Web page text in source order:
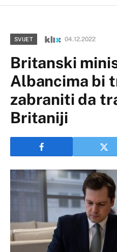
SVIJET 04.12.2022
Britanski
Albancima bi
zabraniti da
Britaniji